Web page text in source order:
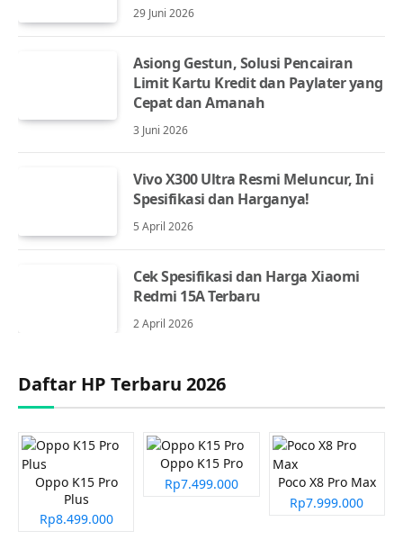
29 Juni 2026
Asiong Gestun, Solusi Pencairan
Limit Kartu Kredit dan Paylater yang
Cepat dan Amanah
3 Juni 2026
Vivo X300 Ultra Resmi Meluncur, Ini
Spesifikasi dan Harganya!
5 April 2026
Cek Spesifikasi dan Harga Xiaomi
Redmi 15A Terbaru
2 April 2026
Daftar HP Terbaru 2026
Oppo K15 Pro
Plus
Rp8.499.000
Oppo K15 Pro
Rp7.499.000
Poco X8 Pro Max
Rp7.999.000